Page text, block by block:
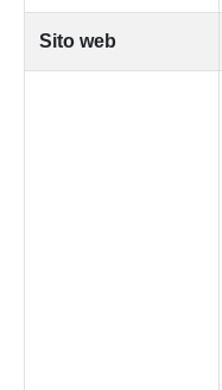
Sito web